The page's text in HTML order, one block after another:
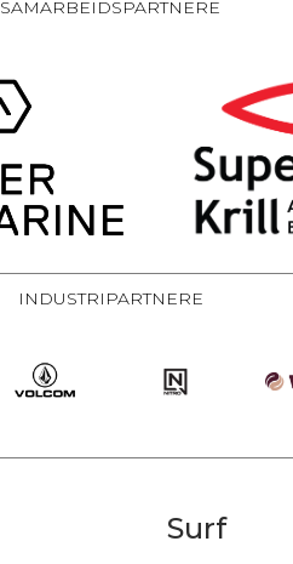
SAMARBEIDSPARTNERE
INDUSTRIPARTNERE
Surf